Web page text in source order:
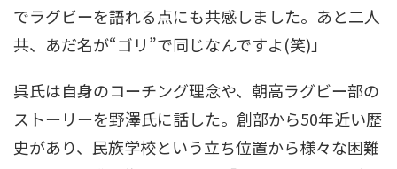
でラグビーを語れる点にも共感しました。あと二人
共、あだ名が“ゴリ”で同じなんですよ(笑)」
呉氏は自身のコーチング理念や、朝高ラグビー部の
ストーリーを野澤氏に話した。創部から50年近い歴
史があり、民族学校という立ち位置から様々な困難